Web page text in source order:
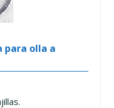
para olla a